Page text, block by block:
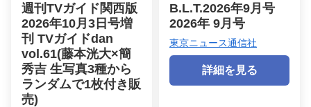
週刊TVガイド関西版
2026年10月3日号増
刊 TVガイドdan
vol.61(藤本洸大×簡
秀吉 生写真3種から
ランダムで1枚付き販
売)
B.L.T.2026年9月号
2026年 9月号
東京ニュース通信社
詳細を見る